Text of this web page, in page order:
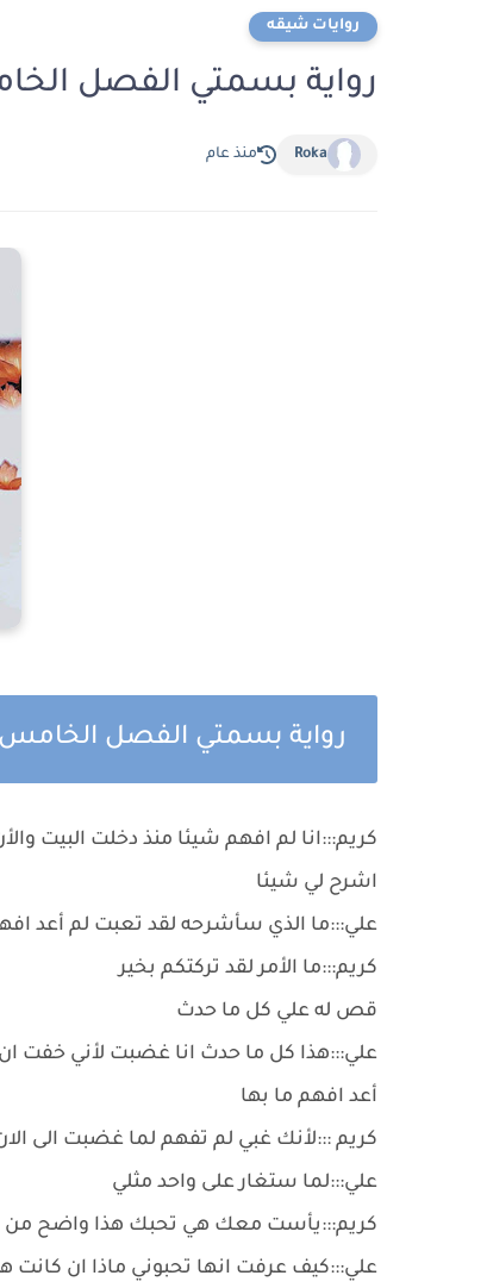
روايات شيقه
رواية بسمتي الفصل الخامس عشر 15
Roka منذ عام
رواية بسمتي الفصل
كريم:::انا لم افهم شيئا منذ دخلت البيت
اشرح لي شيئا
علي:::ما الذي سأشرحه لقد تعبت لم أعد
كريم:::ما الأمر لقد تركتكم بخير
قص له علي كل ما حدث
علي:::هذا كل ما حدث انا غضبت لأني خفت
أعد افهم ما بها
كريم :::لأنك غبي لم تفهم لما غضبت الى
علي:::لما ستغار على واحد مثلي
كريم:::يأست معك هي تحبك هذا واضح من
علي:::كيف عرفت انها تحبوني ماذا ان كانت